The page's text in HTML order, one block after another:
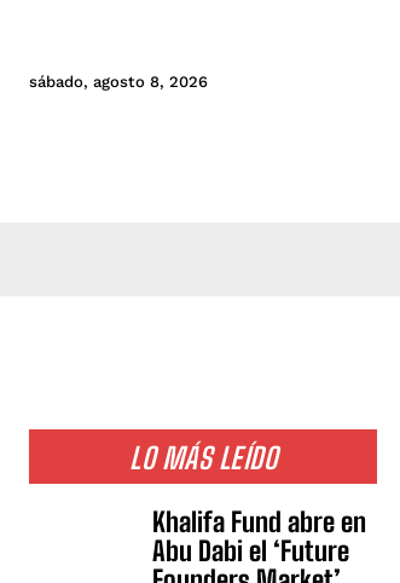
sábado, agosto 8, 2026
LO MÁS LEÍDO
Khalifa Fund abre en
Abu Dabi el ‘Future